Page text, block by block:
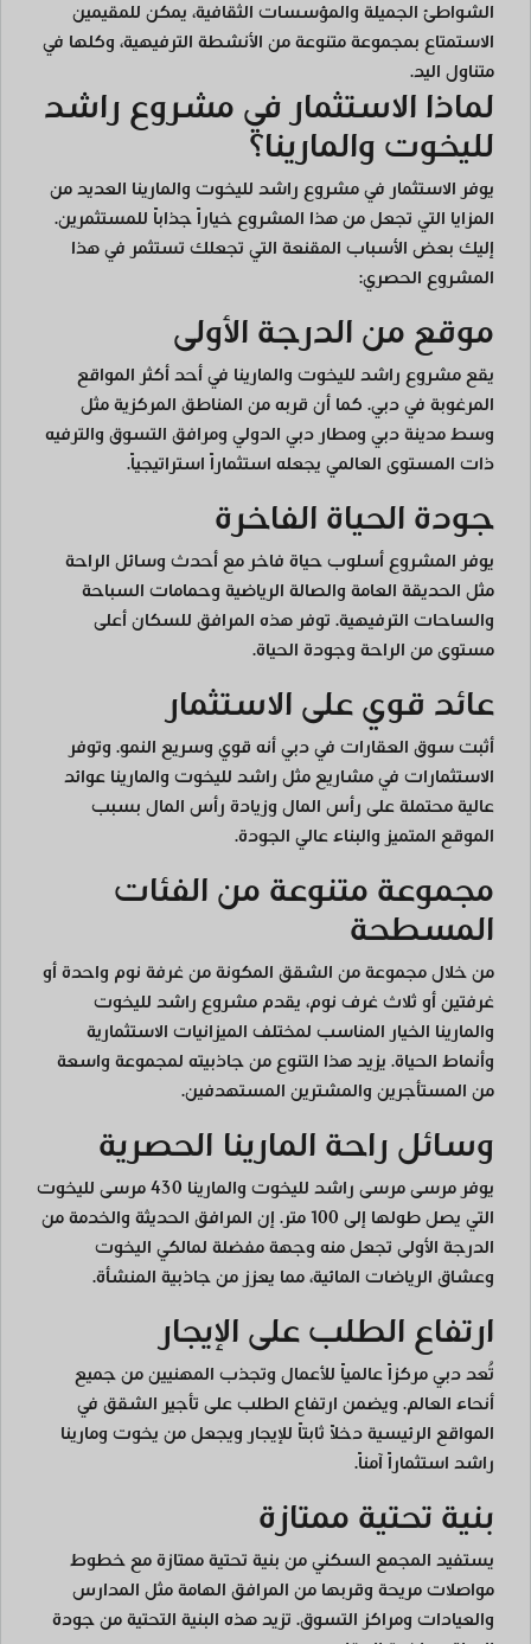
الشواطئ الجميلة والمؤسسات الثقافية، يمكن للمقيمين
الاستمتاع بمجموعة متنوعة من الأنشطة الترفيهية، وكلها في
متناول اليد.
لماذا الاستثمار في مشروع راشد
لليخوت والمارينا؟
يوفر الاستثمار في مشروع راشد لليخوت والمارينا العديد من
المزايا التي تجعل من هذا المشروع خياراً جذاباً للمستثمرين.
إليك بعض الأسباب المقنعة التي تجعلك تستثمر في هذا
المشروع الحصري:
موقع من الدرجة الأولى
يقع مشروع راشد لليخوت والمارينا في أحد أكثر المواقع
المرغوبة في دبي. كما أن قربه من المناطق المركزية مثل
وسط مدينة دبي ومطار دبي الدولي ومرافق التسوق والترفيه
ذات المستوى العالمي يجعله استثماراً استراتيجياً.
جودة الحياة الفاخرة
يوفر المشروع أسلوب حياة فاخر مع أحدث وسائل الراحة
مثل الحديقة العامة والصالة الرياضية وحمامات السباحة
والساحات الترفيهية. توفر هذه المرافق للسكان أعلى
مستوى من الراحة وجودة الحياة.
عائد قوي على الاستثمار
أثبت سوق العقارات في دبي أنه قوي وسريع النمو. وتوفر
الاستثمارات في مشاريع مثل راشد لليخوت والمارينا عوائد
عالية محتملة على رأس المال وزيادة رأس المال بسبب
الموقع المتميز والبناء عالي الجودة.
مجموعة متنوعة من الفئات
المسطحة
من خلال مجموعة من الشقق المكونة من غرفة نوم واحدة أو
غرفتين أو ثلاث غرف نوم، يقدم مشروع راشد لليخوت
والمارينا الخيار المناسب لمختلف الميزانيات الاستثمارية
وأنماط الحياة. يزيد هذا التنوع من جاذبيته لمجموعة واسعة
من المستأجرين والمشترين المستهدفين.
وسائل راحة المارينا الحصرية
يوفر مرسى مرسى راشد لليخوت والمارينا 430 مرسى لليخوت
التي يصل طولها إلى 100 متر. إن المرافق الحديثة والخدمة من
الدرجة الأولى تجعل منه وجهة مفضلة لمالكي اليخوت
وعشاق الرياضات المائية، مما يعزز من جاذبية المنشأة.
ارتفاع الطلب على الإيجار
تُعد دبي مركزاً عالمياً للأعمال وتجذب المهنيين من جميع
أنحاء العالم. ويضمن ارتفاع الطلب على تأجير الشقق في
المواقع الرئيسية دخلاً ثابتاً للإيجار ويجعل من يخوت ومارينا
راشد استثماراً آمناً.
بنية تحتية ممتازة
يستفيد المجمع السكني من بنية تحتية ممتازة مع خطوط
مواصلات مريحة وقربها من المرافق الهامة مثل المدارس
والعيادات ومراكز التسوق. تزيد هذه البنية التحتية من جودة